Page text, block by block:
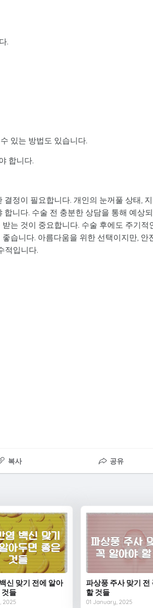
.
있는 방법도 있습니다.
합니다.
정이 필요합니다. 개인의 눈꺼풀 상태,
니다. 수술 전 충분한 상담을 통해 예상
는 것이 중요합니다. 수술 후에도 주기적
습니다. 아름다움을 위한 선택이지만, 안
적입니다.
복사 공유
신 맞기 전에 알아
것들
2025
파상풍 주사 맞기 전
할 것들
01 January, 2025